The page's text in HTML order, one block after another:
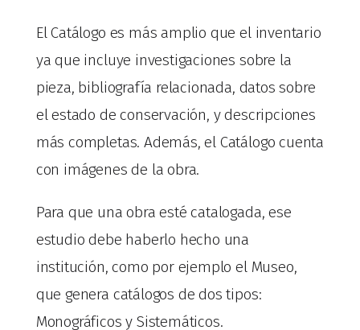
El Catálogo es más amplio que el inventario
ya que incluye investigaciones sobre la
pieza, bibliografía relacionada, datos sobre
el estado de conservación, y descripciones
más completas. Además, el Catálogo cuenta
con imágenes de la obra.
Para que una obra esté catalogada, ese
estudio debe haberlo hecho una
institución, como por ejemplo el Museo,
que genera catálogos de dos tipos:
Monográficos y Sistemáticos.